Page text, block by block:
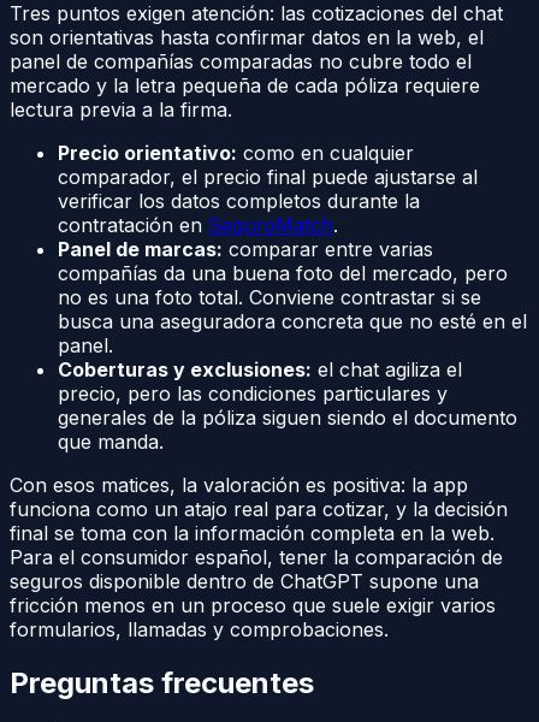
Tres puntos exigen atención: las cotizaciones del chat
son orientativas hasta confirmar datos en la web, el
panel de compañías comparadas no cubre todo el
mercado y la letra pequeña de cada póliza requiere
lectura previa a la firma.
Precio orientativo: como en cualquier
comparador, el precio final puede ajustarse al
verificar los datos completos durante la
contratación en SeguroMatch.
Panel de marcas: comparar entre varias
compañías da una buena foto del mercado, pero
no es una foto total. Conviene contrastar si se
busca una aseguradora concreta que no esté en el
panel.
Coberturas y exclusiones: el chat agiliza el
precio, pero las condiciones particulares y
generales de la póliza siguen siendo el documento
que manda.
Con esos matices, la valoración es positiva: la app
funciona como un atajo real para cotizar, y la decisión
final se toma con la información completa en la web.
Para el consumidor español, tener la comparación de
seguros disponible dentro de ChatGPT supone una
fricción menos en un proceso que suele exigir varios
formularios, llamadas y comprobaciones.
Preguntas frecuentes